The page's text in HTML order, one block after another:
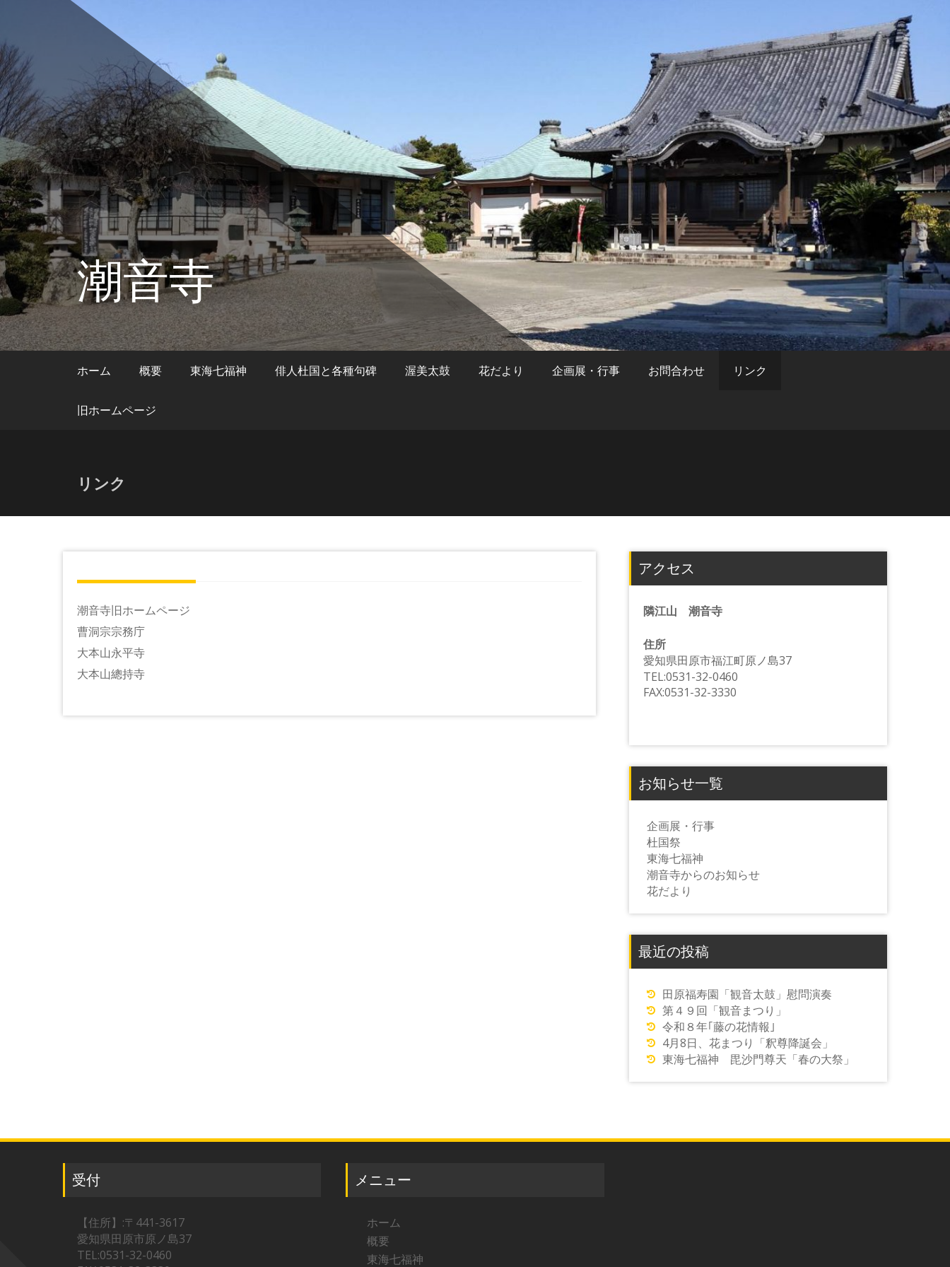
ン
ツ
へ
ス
キ
ッ
プ
潮音寺
ホーム 概要 東海七福神 俳人杜国と各種句碑 渥美太鼓 花だより 企画展・行事 お問合わせ リンク
旧ホームページ
リンク
潮音寺旧ホームページ
曹洞宗宗務庁
大本山永平寺
大本山總持寺
アクセス
隣江山 潮音寺
住所
愛知県田原市福江町原ノ島37
TEL:0531-32-0460
FAX:0531-32-3330
お知らせ一覧
企画展・行事
杜国祭
東海七福神
潮音寺からのお知らせ
花だより
最近の投稿
田原福寿園「観音太鼓」慰問演奏
第４９回「観音まつり」
令和８年｢藤の花情報｣
4月8日、花まつり「釈尊降誕会」
東海七福神 毘沙門尊天「春の大祭」
受付
【住所】:〒441-3617
愛知県田原市原ノ島37
TEL:0531-32-0460
メニュー
ホーム
概要
東海七福神